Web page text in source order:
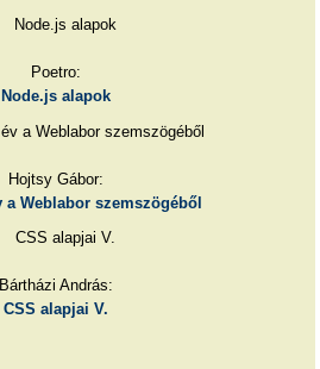
Poetro:
Node.js alapok
Hojtsy Gábor:
a Weblabor szemszögéből
Bártházi András:
CSS alapjai V.